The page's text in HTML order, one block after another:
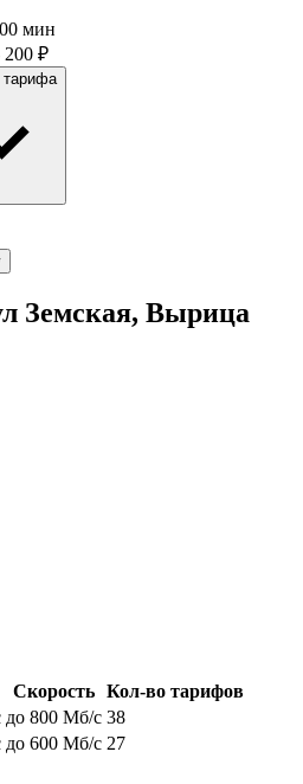
мин
₽
тарифа
Земская, Вырица
Скорость Кол-во тарифов
до 800 Мб/с 38
до 600 Мб/с 27